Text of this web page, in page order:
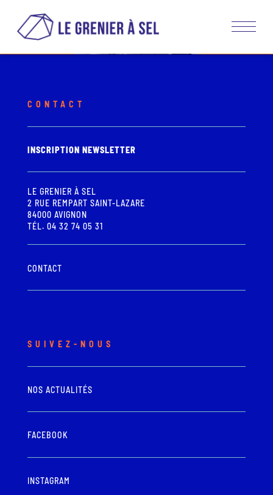
CONTACT
INSCRIPTION NEWSLETTER
LE GRENIER À SEL
2 RUE REMPART SAINT-LAZARE
84000 AVIGNON
TÉL. 04 32 74 05 31
CONTACT
SUIVEZ-NOUS
NOS ACTUALITÉS
FACEBOOK
INSTAGRAM